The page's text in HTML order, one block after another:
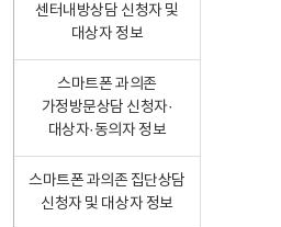
센터내방상담 신청자 및
대상자 정보
스마트폰 과의존
가정방문상담 신청자·
대상자·동의자 정보
스마트폰 과의존 집단상담
신청자 및 대상자 정보